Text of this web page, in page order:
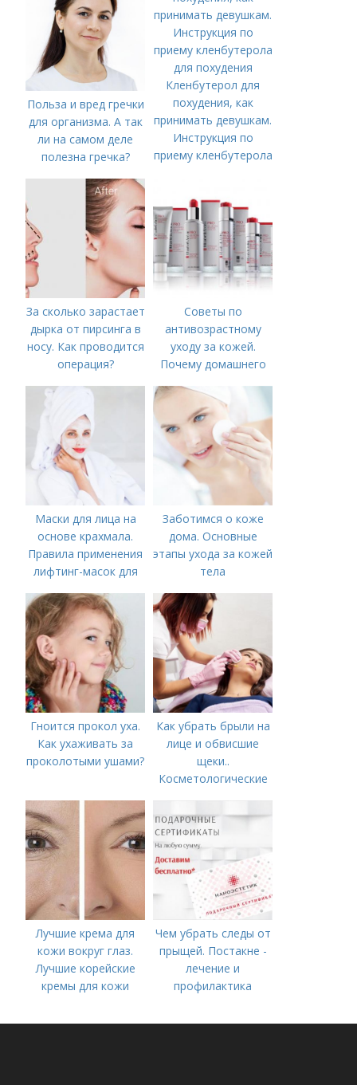
Польза и вред гречки
для организма. А так
ли на самом деле
полезна гречка?
Кленбутерол для
похудения, как
принимать девушкам.
Инструкция по
приему кленбутерола
За сколько зарастает
дырка от пирсинга в
носу. Как проводится
операция?
Советы по
антивозрастному
уходу за кожей.
Почему домашнего
Маски для лица на
основе крахмала.
Правила применения
лифтинг-масок для
Заботимся о коже
дома. Основные
этапы ухода за кожей
тела
Гноится прокол уха.
Как ухаживать за
проколотыми ушами?
Как убрать брыли на
лице и обвисшие
щеки..
Косметологические
Лучшие крема для
кожи вокруг глаз.
Лучшие корейские
кремы для кожи
году
Чем убрать следы от
прыщей. Постакне -
лечение и
профилактика